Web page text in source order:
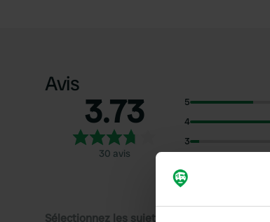
Avis
3.73
30 avis
5
4
3
1
Sélectionnez les sujets pour lire les critiques :